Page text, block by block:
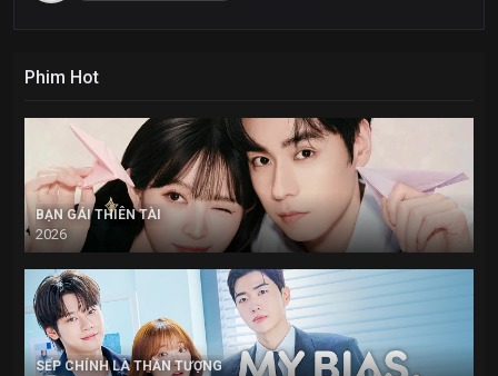
Phim Hot
BẠN GÁI THIÊN TÀI
2026
SẾP CHÍNH LÀ THẦN TƯỢNG